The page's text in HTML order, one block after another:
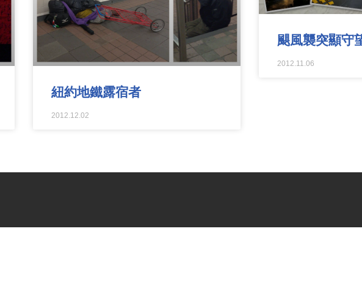
紐約地鐵露宿者
2012.12.02
颶風襲突顯守
2012.11.06